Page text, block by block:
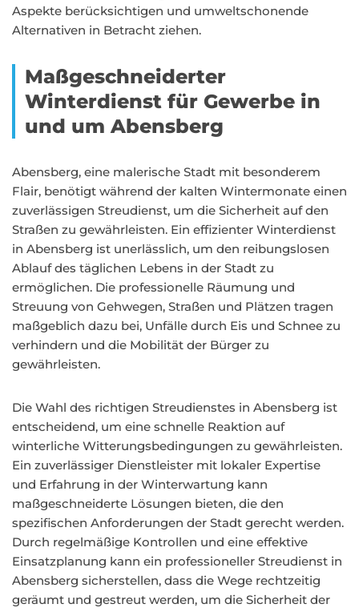
Aspekte berücksichtigen und umweltschonende
Alternativen in Betracht ziehen.
Maßgeschneiderter
Winterdienst für Gewerbe in
und um Abensberg
Abensberg, eine malerische Stadt mit besonderem
Flair, benötigt während der kalten Wintermonate einen
zuverlässigen Streudienst, um die Sicherheit auf den
Straßen zu gewährleisten. Ein effizienter Winterdienst
in Abensberg ist unerlässlich, um den reibungslosen
Ablauf des täglichen Lebens in der Stadt zu
ermöglichen. Die professionelle Räumung und
Streuung von Gehwegen, Straßen und Plätzen tragen
maßgeblich dazu bei, Unfälle durch Eis und Schnee zu
verhindern und die Mobilität der Bürger zu
gewährleisten.
Die Wahl des richtigen Streudienstes in Abensberg ist
entscheidend, um eine schnelle Reaktion auf
winterliche Witterungsbedingungen zu gewährleisten.
Ein zuverlässiger Dienstleister mit lokaler Expertise
und Erfahrung in der Winterwartung kann
maßgeschneiderte Lösungen bieten, die den
spezifischen Anforderungen der Stadt gerecht werden.
Durch regelmäßige Kontrollen und eine effektive
Einsatzplanung kann ein professioneller Streudienst in
Abensberg sicherstellen, dass die Wege rechtzeitig
geräumt und gestreut werden, um die Sicherheit der